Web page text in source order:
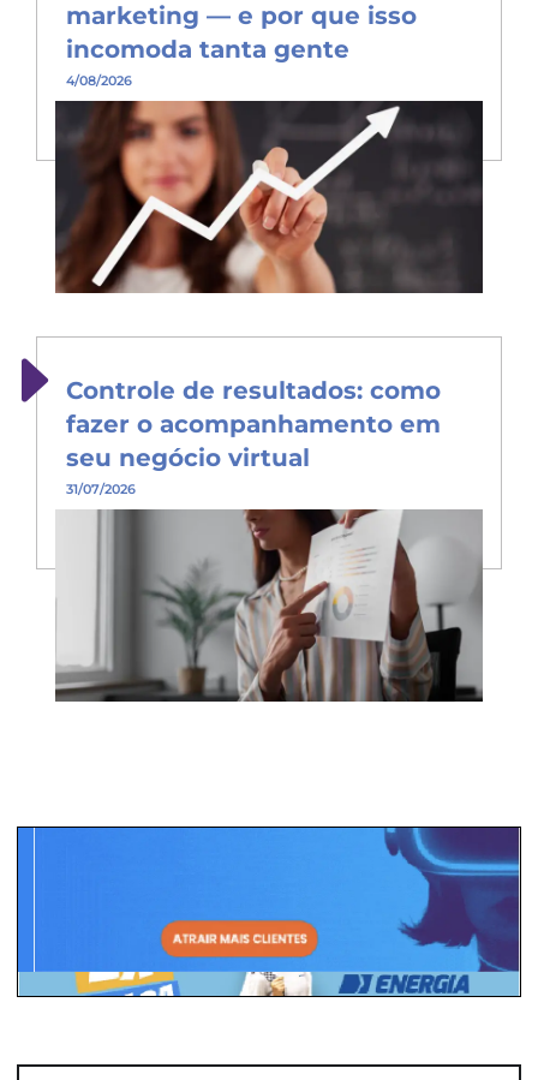
marketing — e por que isso
incomoda tanta gente
4/08/2026
Controle de resultados: como
fazer o acompanhamento em
seu negócio virtual
31/07/2026